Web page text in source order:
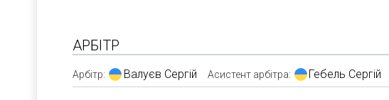
АРБІТР
Арбітр: Валуєв Сергій Асистент арбітра: Гебель Сергій